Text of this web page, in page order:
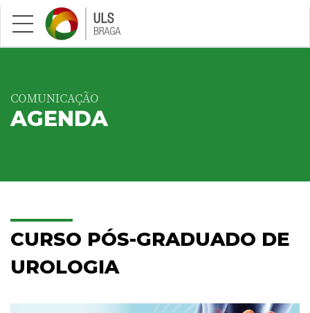
Saltar para conteúdo principal
COMUNICAÇÃO
AGENDA
CURSO PÓS-GRADUADO DE
UROLOGIA